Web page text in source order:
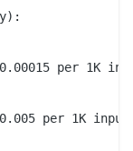
per 1K
per 1K input